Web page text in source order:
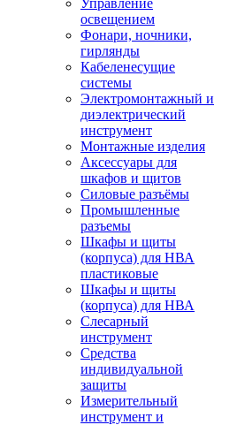
Управление
освещением
Фонари, ночники,
гирлянды
Кабеленесущие
системы
Электромонтажный и
диэлектрический
инструмент
Монтажные изделия
Аксессуары для
шкафов и щитов
Силовые разъёмы
Промышленные
разъемы
Шкафы и щиты
(корпуса) для НВА
пластиковые
Шкафы и щиты
(корпуса) для НВА
Слесарный
инструмент
Средства
индивидуальной
защиты
Измерительный
инструмент и